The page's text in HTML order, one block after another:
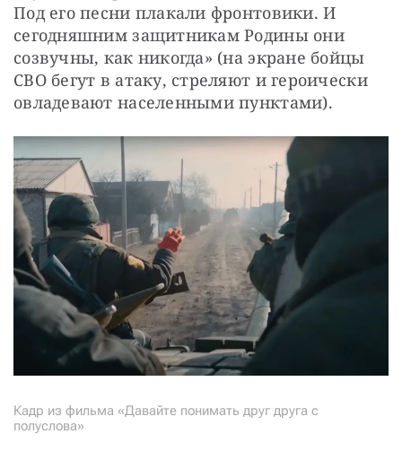
Под его песни плакали фронтовики. И
сегодняшним защитникам Родины они
созвучны, как никогда» (на экране бойцы
СВО бегут в атаку, стреляют и героически
овладевают населенными пунктами).
Кадр из фильма «Давайте понимать друг друга с
полуслова»